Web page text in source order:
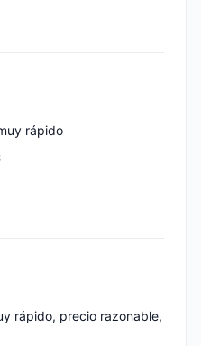
rápido
rápido, precio razonable,